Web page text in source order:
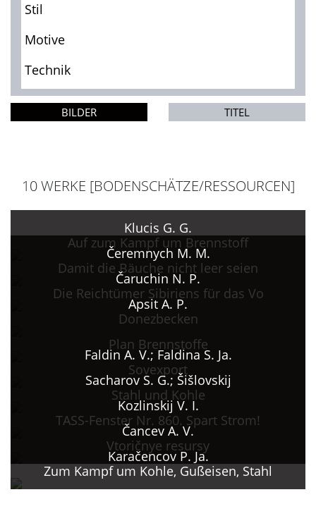
Stil
Motive
Technik
BILDER TITEL
10 WERKE [BODENSCHÄTZE/RESSOURCEN]
Klucis G. G.
Auf zum Kampf um Brennstoff
Čeremnych M. M.
Damit die Bäuche nicht leer seien
Čaruchin N. P.
Die Reichtümer Sibiriens für das Vo
Apsit A. P.
Donezbecken
Plan Brennstoffe
Faldin A. V.; Faldina S. Ja.
Sovexport
Sacharov S. G.; Šišlovskij
Stahl und Kohle
Kozlinskij V. I.
TASS-Fenster Nr. 860. Spart Strom!
Čancev A. V.
Vtoričnye resursy
Karačencov P. Ja.
Zum Kampf um Kohle, Gußeisen, Stahl